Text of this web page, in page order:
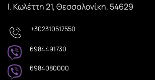
Ι. Κωλέττη 21, Θεσσαλονίκη, 54629
+302310517550
6984491730
6984080000